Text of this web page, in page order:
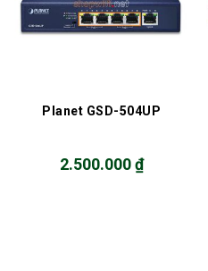
Planet GSD-504UP
2.500.000₫